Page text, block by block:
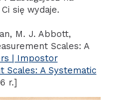
się wydaje.
M. J. Abbott,
Scales: A
| Impostor
Scales: A Systematic
r.]